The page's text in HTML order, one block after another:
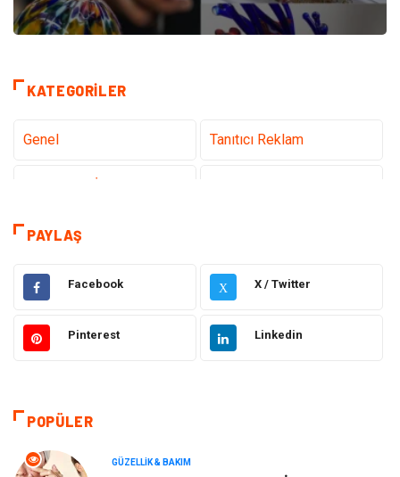
KATEGORILER
Genel Tanıtıcı Reklam
Eğitim & Kariyer
Gündem Hukuk
Moda Sağlıklı Yaşam
Bilgisayar & Yazılım
Makine
PAYLAŞ
Facebook X X / Twitter
Pinterest Linkedin
POPÜLER
GÜZELLIK & BAKIM